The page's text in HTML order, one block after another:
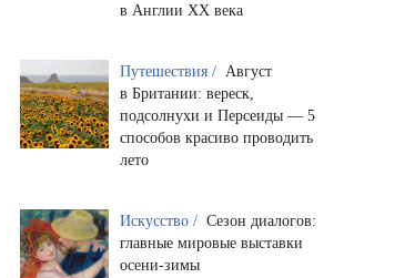
в Англии XX века
Путешествия / Август
в Британии: вереск,
подсолнухи и Персеиды — 5
способов красиво проводить
лето
Искусство / Сезон диалогов:
главные мировые выставки
осени-зимы